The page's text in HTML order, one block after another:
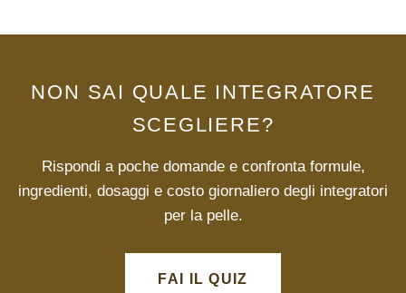
NON SAI QUALE INTEGRATORE
SCEGLIERE?
Rispondi a poche domande e confronta formule,
ingredienti, dosaggi e costo giornaliero degli integratori
per la pelle.
FAI IL QUIZ